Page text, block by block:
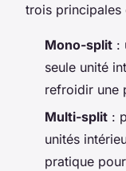
trois
Mono-split :
seule unité
refroidir une
Multi-split :
unités
pratique